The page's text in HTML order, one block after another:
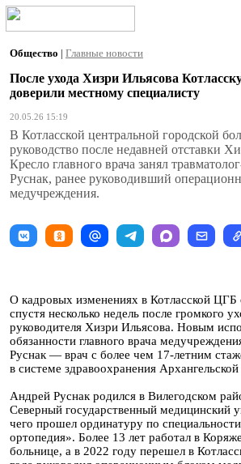
Общество | Главные новости
После ухода Хизри Ильясова
доверили местному специалисту
20.05.26 15:19
В Котласской центральной городской
руководство после недавней отставки
Кресло главного врача занял
Руснак, ранее руководивший
медучреждения.
О кадровых изменениях в Котласской ЦГБ
спустя несколько недель после громкого
руководителя Хизри Ильясова. Новым
обязанности главного врача
Руснак — врач с более чем 17-летним
в системе здравоохранения Архангельской
Андрей Руснак родился в Вилегодском
Северный государственный медицинский
чего прошел ординатуру по
ортопедия». Более 13 лет работал в
больнице, а в 2022 году перешел в